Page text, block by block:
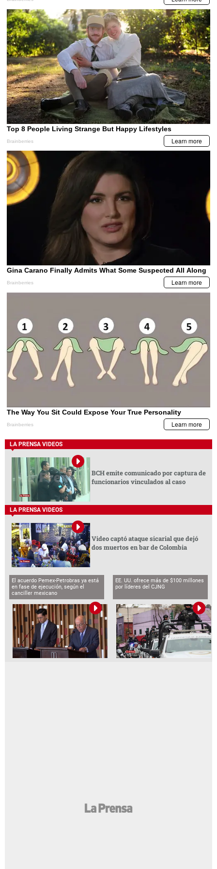
LA PRENSA VIDEOS
BCH emite comunicado por captura de
funcionarios vinculados al caso
LA PRENSA VIDEOS
Video captó ataque sicarial que dejó
dos muertos en bar de Colombia
El acuerdo Pemex-Petrobras ya está
en fase de ejecución, según el
canciller mexicano
EE. UU. ofrece más de $100 millones
por líderes del CJNG